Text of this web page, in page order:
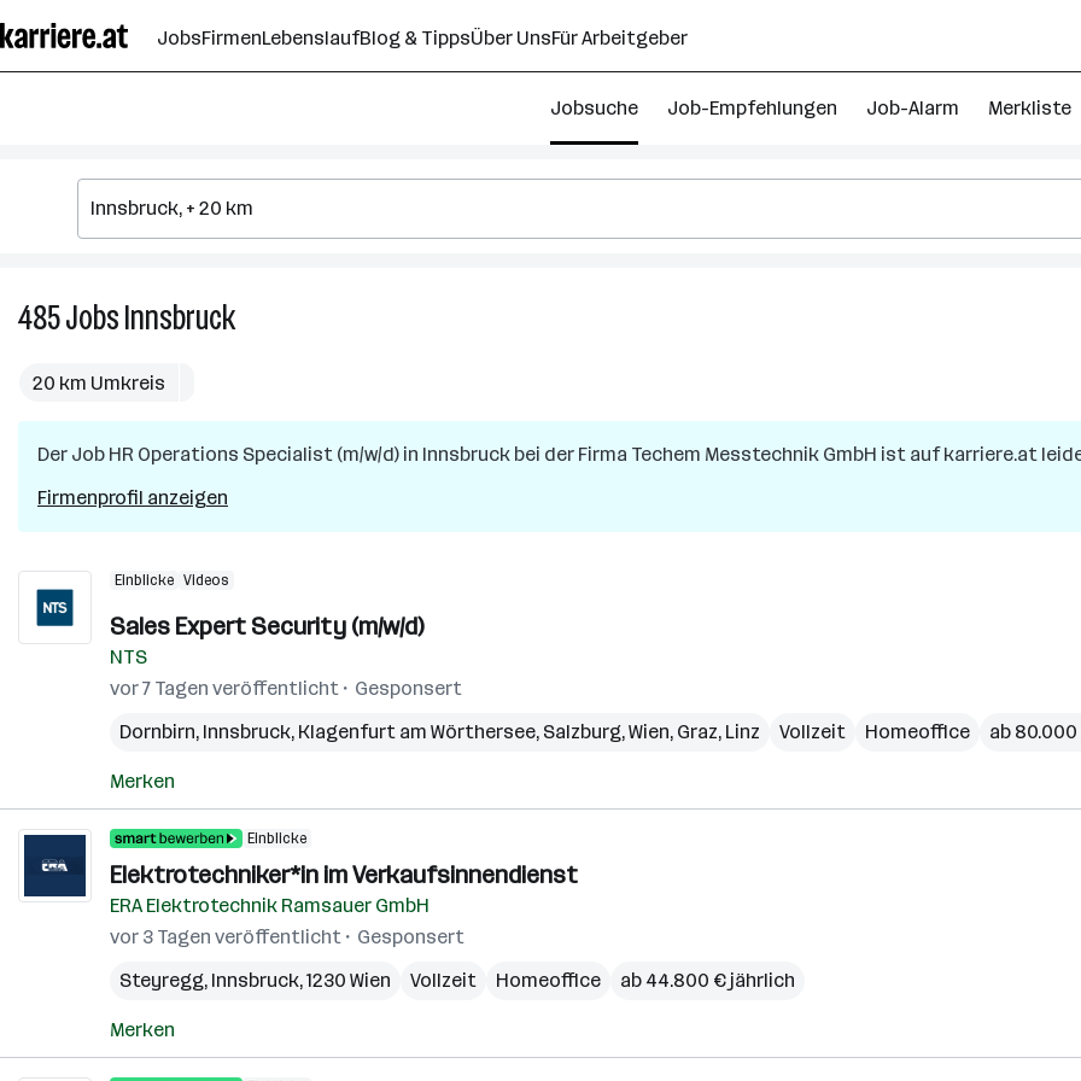
Seiteninhalt
springen
JobsFirmenLebenslaufBlog & TippsÜber UnsFür Arbeitgeber
Jobsuche Job-Empfehlungen Job-Alarm Merkliste
485JobsInnsbruck485
20 km Umkreis
Der Job HR Operations Specialist (m/w/d) in Innsbruck bei der Firma Techem Messtechnik GmbH ist auf karriere.at
Firmenprofil anzeigen
Einblicke Videos
Sales Expert Security (m/w/d)
NTS
vor 7 Tagen veröffentlicht
Gesponsert
Dornbirn, Innsbruck, Klagenfurt am Wörthersee, Salzburg,Wien, Graz, Linz Vollzeit Homeoffice ab
Merken
Einblicke
Elektrotechniker*in im Verkaufsinnendienst
ERA Elektrotechnik Ramsauer GmbH
vor 3 Tagen veröffentlicht
Gesponsert
Steyregg, Innsbruck,1230 Wien Vollzeit Homeoffice ab 44.800 € jährlich
Merken